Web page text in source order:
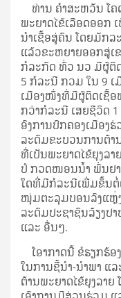
ທ່ານ ຄຳສະຫວັນ ໂຄ
ພະຍາດໄຂ້ເລືອດອອກ
ນຳເຊື້ອສູ່ຄົນ ໂດຍມັກ
ແລ້ວຂະຫຍາຍອອກສູ່ເ
ກໍລະກົດ ທົ່ວ ນວ ມີຜູ້ຕິດ
5 ກໍລະນີ ກວມ ໃນ 9 ເ
ເມືອງໜຶ່ງທີ່ມີຜູ້ຕິດເຊື້ອ
ກວ່າກໍລະນີ ເສຍຊີວິດ
ອົງການປົກຄອງເມືອງ
ລະດົມຂະບວນການຕ້າ
ທີ່ເປັນພະຍາດໄຂ້ຍຸງລ
ປໍ ກວດໜອນນໍ້າ ພົ່ນຢາ
ໃດທີ່ມີກໍລະນີເພີ່ມຂຶ້ນຕໍ່
ໜຸ່ມຕະລຸມບອນລົງແຫຼ່ງ
ລະດົມປະຊາຊົນລ້ຽງປ
ແລະ ອື່ນໆ.
ໂອາກາດນີ້ ຂໍຮຽກຮ້ອ
ໃນການຊີ້ນຳ-ນຳພາ ແ
ຕ້ານພະຍາດໄຂ້ຍຸງລາ